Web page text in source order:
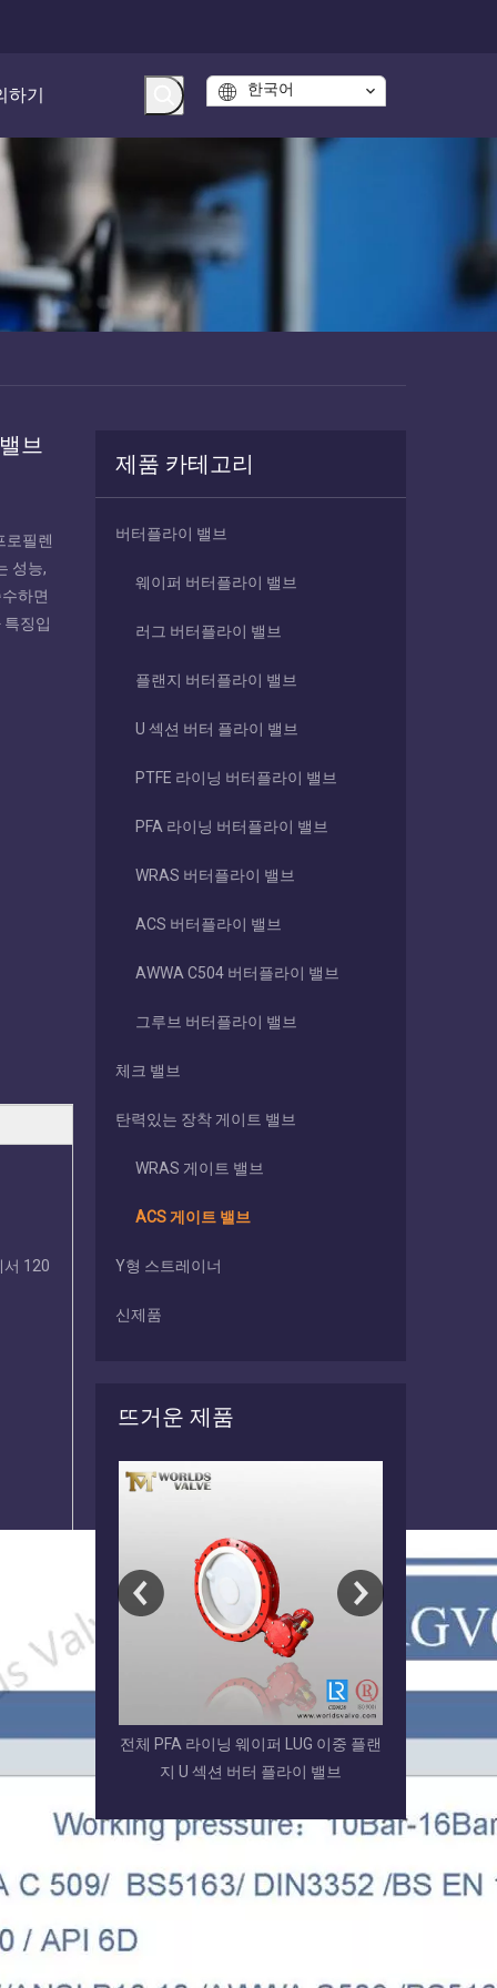
하기 한국어
브
로필렌
성능,
하면
특징입
서 120
제품 카테고리
버터플라이 밸브
웨이퍼 버터플라이 밸브
러그 버터플라이 밸브
플랜지 버터플라이 밸브
U 섹션 버터 플라이 밸브
PTFE 라이닝 버터플라이 밸브
PFA 라이닝 버터플라이 밸브
WRAS 버터플라이 밸브
ACS 버터플라이 밸브
AWWA C504 버터플라이 밸브
그루브 버터플라이 밸브
체크 밸브
탄력있는 장착 게이트 밸브
WRAS 게이트 밸브
ACS 게이트 밸브
Y형 스트레이너
신제품
뜨거운 제품
LUG 이중 플랜
라이 밸브
EPDM/NBR/VITON /BUNA 코팅 디스
크 그루브 엔드 버터플라이 밸브
교체 가능한
C504 이중